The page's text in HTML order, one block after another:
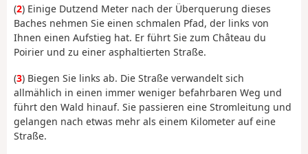
(2) Einige Dutzend Meter nach der Überquerung dieses
Baches nehmen Sie einen schmalen Pfad, der links von
Ihnen einen Aufstieg hat. Er führt Sie zum Château du
Poirier und zu einer asphaltierten Straße.
(3) Biegen Sie links ab. Die Straße verwandelt sich
allmählich in einen immer weniger befahrbaren Weg und
führt den Wald hinauf. Sie passieren eine Stromleitung und
gelangen nach etwas mehr als einem Kilometer auf eine
Straße.